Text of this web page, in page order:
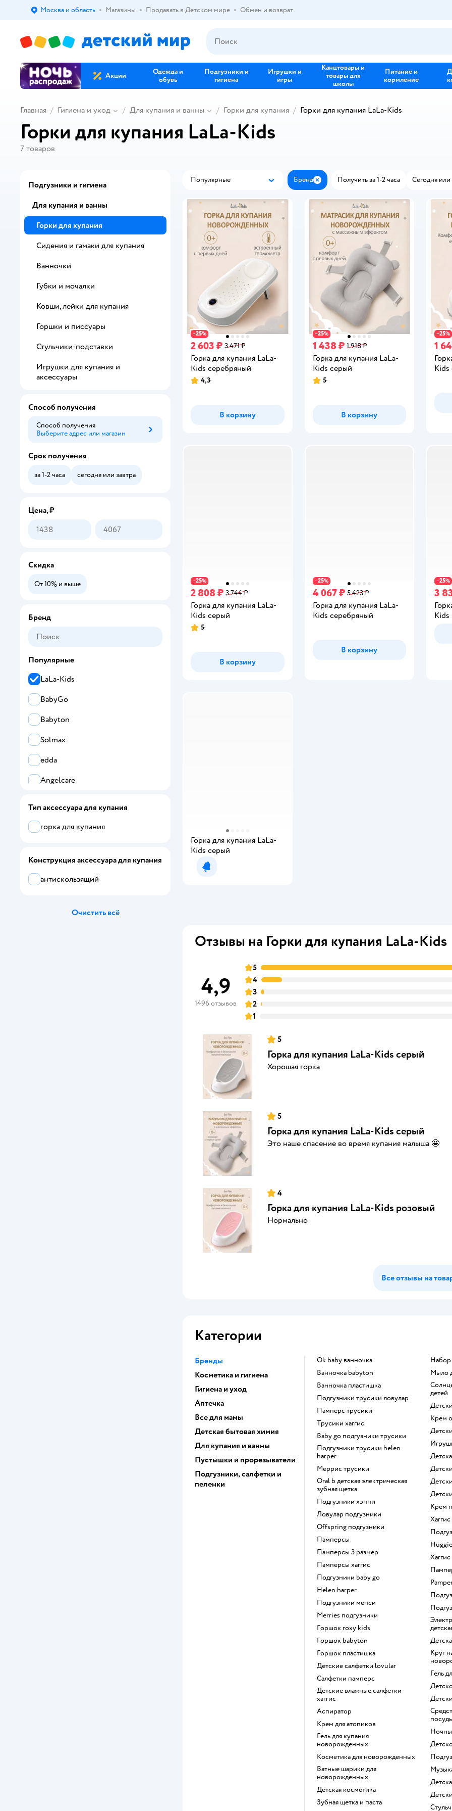
Выбор адреса доставки.
Москва и область Магазины Продавать в Детском мире Обмен и возврат
Акции
Одежда и
обувь
Подгузники и
гигиена
Игрушки и
игры
Канцтовары и
товары для
школы
Питание и
кормление
Главная Гигиена и уход Для купания и ванны Горки для купания Горки для купания LaLa-Kids
Горки для купания LaLa-Kids
7 товаров
Популярные
Популярные Бренд ЗакрытьПолучить за 1-2 часа Сегодня или
−25%
2 603 ₽ 3 471 ₽
Горка для купания LaLa-
Kids серебряный
Рейтинг:
4,3
В корзину
−25%
1 438 ₽ 1 918 ₽
Горка для купания LaLa-
Kids серый
Рейтинг:
5
В корзину
−25%
1
Kids
−25%
2 808 ₽ 3 744 ₽
Горка для купания LaLa-
Kids серый
Рейтинг:
5
В корзину
−25%
4 067 ₽ 5 423 ₽
Горка для купания LaLa-
Kids серебряный
В корзину
−25%
3
Kids
Горка для купания LaLa-
Kids серый
Уведомить о появлении
Отзывы на Горки для купания LaLa-Kids
4,9
1496 отзывов
5
4
3
2
1
5
Горка для купания LaLa-Kids серый
Хорошая горка
5
Горка для купания LaLa-Kids серый
Это наше спасение во время купания малыша 🤩
4
Горка для купания LaLa-Kids розовый
Нормально
Все отзывы на
Категории
Бренды
Косметика и гигиена
Гигиена и уход
Аптечка
Все для мамы
Детская бытовая химия
Для купания и ванны
Пустышки и прорезыватели
Подгузники, салфетки и
пеленки
ok baby ванночка
ванночка babyton
ванночка пластишка
подгузники трусики ловулар
памперс трусики
трусики хаггис
baby go подгузники трусики
подгузники трусики helen
harper
меррис трусики
oral b детская электрическая
зубная щетка
подгузники хэппи
ловулар подгузники
offspring подгузники
памперсы
памперсы 3 размер
памперсы хаггис
подгузники baby go
helen harper
подгузники мепси
merries подгузники
горшок roxy kids
горшок babyton
горшок пластишка
детские салфетки lovular
салфетки памперс
детские влажные салфетки
хаггис
аспиратор
крем для атопиков
гель для купания
новорожденных
косметика для новорожденных
ватные шарики для
новорожденных
детская косметика
зубная щетка и паста
мыло
солнцезащитный крем для
детей
крем
крем
электрическая зубная щетка
круг на шею для купания
гель
средство для мытья детской
Подгузники и гигиена
Для купания и ванны
Горки для купания
Сидения и гамаки для купания
Ванночки
Губки и мочалки
Ковши, лейки для купания
Горшки и писсуары
Стульчики-подставки
Игрушки для купания и
аксессуары
Способ получения
Способ получения
Выберите адрес или магазин
Способ получения
Срок получения
за 1-2 часа сегодня или завтра
Цена, ₽
Скидка
От 10% и выше
Бренд
Популярные
LaLa-Kids
BabyGo
Babyton
Solmax
edda
Angelcare
Skip Hop
Все
Тип аксессуара для купания
горка для купания
Конструкция аксессуара для купания
антискользящий
Очистить всё